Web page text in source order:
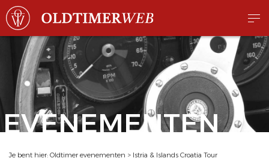
EVENEMENTEN
Je bent hier: Oldtimer evenementen > Istria & Islands Croatia Tour